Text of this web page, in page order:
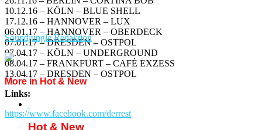
10.12.16 – KÖLN – BLUE SHELL
17.12.16 – HANNOVER – LUX
06.01.17 – HANNOVER – OBERDECK
07.01.17 – DRESDEN – OSTPOL
07.04.17 – KÖLN – UNDERGROUND
08.04.17 – FRANKFURT – CAFÈ EXZESS
13.04.17 – DRESDEN – OSTPOL
Links:
https://www.facebook.com/derrest
Soundjungle Redaktion
More in Hot & New
Hot & New